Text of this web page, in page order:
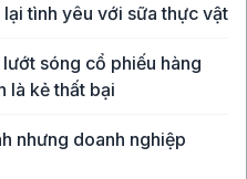
tình yêu với sữa thực vật
sóng cổ phiếu hàng
là kẻ thất bại
nhưng doanh nghiệp